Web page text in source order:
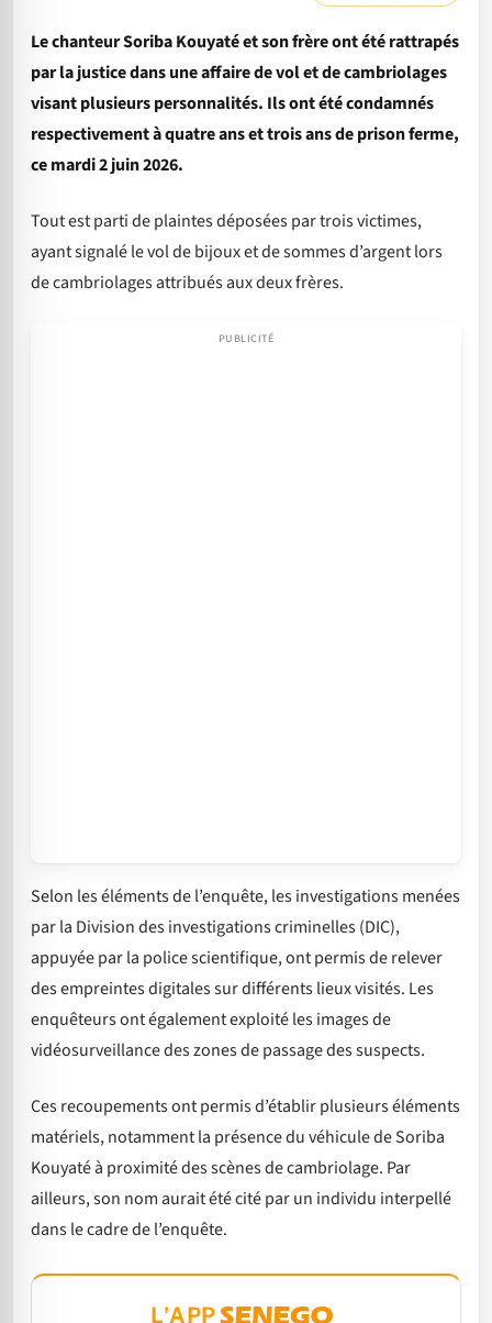
Le chanteur Soriba Kouyaté et son frère ont été rattrapés
par la justice dans une affaire de vol et de cambriolages
visant plusieurs personnalités. Ils ont été condamnés
respectivement à quatre ans et trois ans de prison ferme,
ce mardi 2 juin 2026.
Tout est parti de plaintes déposées par trois victimes,
ayant signalé le vol de bijoux et de sommes d’argent lors
de cambriolages attribués aux deux frères.
Selon les éléments de l’enquête, les investigations menées
par la Division des investigations criminelles (DIC),
appuyée par la police scientifique, ont permis de relever
des empreintes digitales sur différents lieux visités. Les
enquêteurs ont également exploité les images de
vidéosurveillance des zones de passage des suspects.
Ces recoupements ont permis d’établir plusieurs éléments
matériels, notamment la présence du véhicule de Soriba
Kouyaté à proximité des scènes de cambriolage. Par
ailleurs, son nom aurait été cité par un individu interpellé
dans le cadre de l’enquête.
L'APP